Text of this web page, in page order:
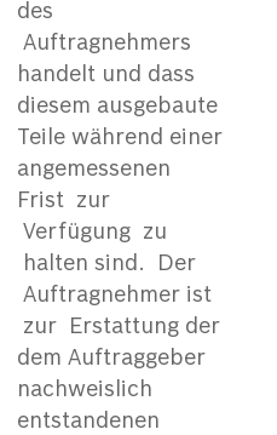
des
Auftragnehmers
handelt und dass
diesem ausgebaute
Teile während einer
angemessenen
Frist zur
Verfügung zu
halten sind. Der
Auftragnehmer ist
zur Erstattung der
dem Auftraggeber
nachweislich
entstandenen